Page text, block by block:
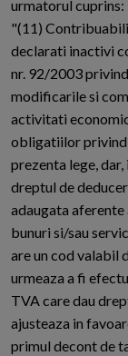
urmatorul cuprins:
"(11)
declarati inactivi
nr. 92/2003
modificarile si
activitati
obligatiilor privind
prezenta lege,
dreptul de
adaugata
bunuri si/sau
are un cod valabil
urmeaza a fi
TVA care dau
ajusteaza in
primul decont de